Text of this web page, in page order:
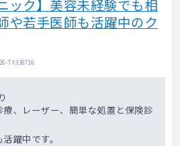
ック】美容未経験でも相
や若手医師も活躍中のク
TX338716
、レーザー、簡単な処置と保険診
躍中です。